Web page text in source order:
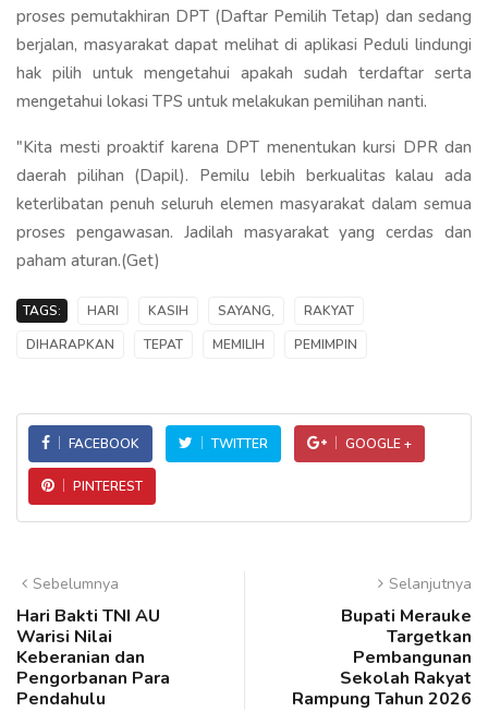
proses pemutakhiran DPT (Daftar Pemilih Tetap) dan sedang
berjalan, masyarakat dapat melihat di aplikasi Peduli lindungi
hak pilih untuk mengetahui apakah sudah terdaftar serta
mengetahui lokasi TPS untuk melakukan pemilihan nanti.
"Kita mesti proaktif karena DPT menentukan kursi DPR dan
daerah pilihan (Dapil). Pemilu lebih berkualitas kalau ada
keterlibatan penuh seluruh elemen masyarakat dalam semua
proses pengawasan. Jadilah masyarakat yang cerdas dan
paham aturan.(Get)
TAGS: HARI KASIH SAYANG,
RAKYAT
DIHARAPKAN
TEPAT MEMILIH PEMIMPIN
FACEBOOK TWITTER GOOGLE +
PINTEREST
Sebelumnya
Hari Bakti TNI AU
Warisi Nilai
Keberanian dan
Pengorbanan Para
Pendahulu
Selanjutnya
Bupati Merauke
Targetkan
Pembangunan
Sekolah Rakyat
Rampung Tahun 2026